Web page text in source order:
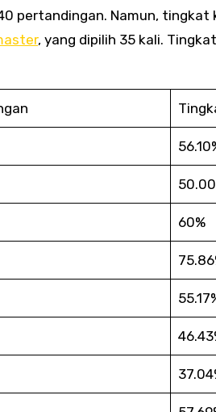
pertandingan. Namun, tingkat
, yang dipilih 35 kali.
60%